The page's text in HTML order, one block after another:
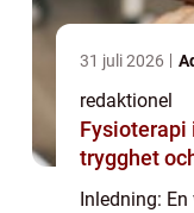
31 juli 2026
redaktionel
Fysioterapi i
trygghet
Inledning: